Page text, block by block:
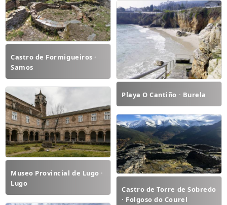
Castro de Formigueiros ·
Samos
Playa O Cantiño · Burela
Museo Provincial de Lugo ·
Lugo
Castro de Torre de Sobredo
· Folgoso do Courel